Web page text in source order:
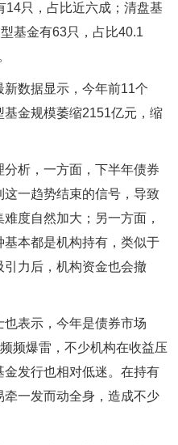
14只，占比近六成；清盘基
基金有63只，占比40.1
数据显示，今年前11个
基金规模萎缩2151亿元，缩
析，一方面，下半年债券
一趋势结束的信号，导致
度自然加大；另一方面，
本都是机构持有，类似于
力后，机构资金也会撤
表示，今年是债券市场
频爆雷，不少机构在收益压
发行也相对低迷。在持有
牵一发而动全身，造成不少